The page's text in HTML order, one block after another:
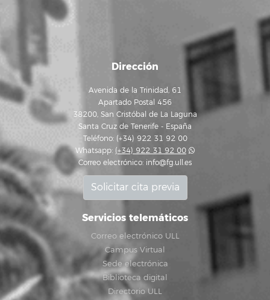
Dirección
Avenida de la Trinidad, 61
Apartado Postal 456
38200, San Cristóbal de La Laguna
Santa Cruz de Tenerife - España
Teléfono: (+34) 922 31 92 00
Whatsapp: (+34) 922 31 92 00
Correo electrónico: info@fg.ull.es
Solicitar cita previa
Servicios telemáticos
Correo electrónico ULL
Campus Virtual
Sede electrónica
Biblioteca digital
Directorio ULL